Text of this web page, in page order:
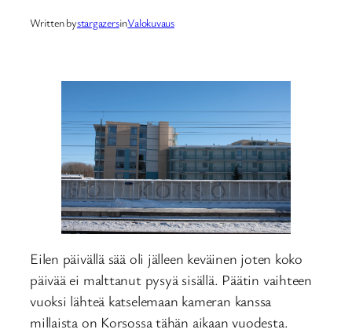
Written bystargazersinValokuvaus
Eilen päivällä sää oli jälleen keväinen joten koko
päivää ei malttanut pysyä sisällä. Päätin vaihteen
vuoksi lähteä katselemaan kameran kanssa
millaista on Korsossa tähän aikaan vuodesta.